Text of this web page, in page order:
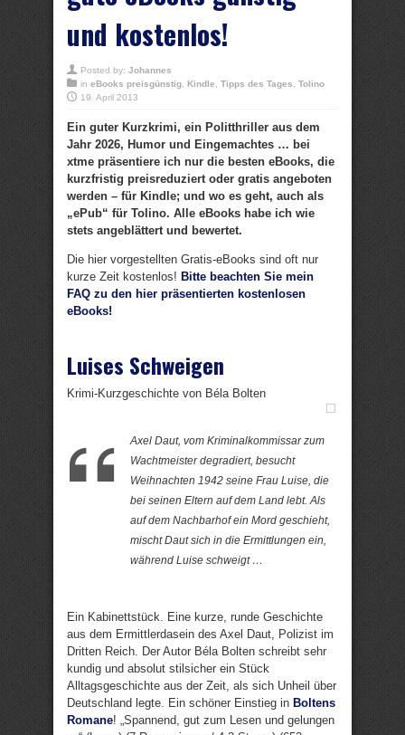
und kostenlos!
Posted by: Johannes
in eBooks preisgünstig Kindle Tipps des Tages
Tolino
19. April 2013
Ein guter Kurzkrimi, ein Politthriller aus dem
Jahr 2026, Humor und Eingemachtes … bei
xtme präsentiere ich nur die besten eBooks, die
kurzfristig preisreduziert oder gratis angeboten
werden – für Kindle; und wo es geht, auch als
„ePub“ für Tolino. Alle eBooks habe ich wie
stets angeblättert und bewertet.
Die hier vorgestellten Gratis-eBooks sind oft nur
kurze Zeit kostenlos! Bitte beachten Sie mein
FAQ zu den hier präsentierten kostenlosen
eBooks!
Luises Schweigen
Krimi-Kurzgeschichte von Béla Bolten
Axel Daut, vom Kriminalkommissar zum
Wachtmeister degradiert, besucht
Weihnachten 1942 seine Frau Luise, die
bei seinen Eltern auf dem Land lebt. Als
auf dem Nachbarhof ein Mord geschieht,
mischt Daut sich in die Ermittlungen ein,
während Luise schweigt …
Ein Kabinettstück. Eine kurze, runde Geschichte
aus dem Ermittlerdasein des Axel Daut, Polizist im
Dritten Reich. Der Autor Béla Bolten schreibt sehr
kundig und absolut stilsicher ein Stück
Alltagsgeschichte aus der Zeit, als sich Unheil über
Deutschland legte. Ein schöner Einstieg in Boltens
Romane! „Spannend, gut zum Lesen und gelungen